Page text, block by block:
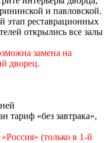
и павловской.
этап реставрационных
открылись все залы
замена на
дворец.
тариф «без завтрака»,
(только в 1-й